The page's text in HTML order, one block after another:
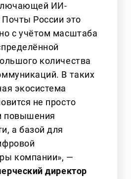
ИИ-
России это
с учётом масштаба
количества
В таких
экосистема
не просто
повышения
а базой для
компании», —
директор